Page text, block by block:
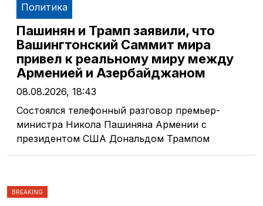
Политика
Пашинян и Трамп заявили, что
Вашингтонский Саммит мира
привел к реальному миру между
Арменией и Азербайджаном
08.08.2026, 18:43
Состоялся телефонный разговор премьер-
министра Никола Пашиняна Армении с
президентом США Дональдом Трампом
BREAKING